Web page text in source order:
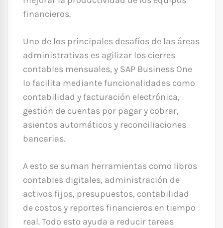
financieros.
Uno de los principales desafíos de las áreas
administrativas es agilizar los cierres
contables mensuales, y SAP Business One
lo facilita mediante funcionalidades como
contabilidad y facturación electrónica,
gestión de cuentas por pagar y cobrar,
asientos automáticos y reconciliaciones
bancarias.
A esto se suman herramientas como libros
contables digitales, administración de
activos fijos, presupuestos, contabilidad
de costos y reportes financieros en tiempo
real. Todo esto ayuda a reducir tareas